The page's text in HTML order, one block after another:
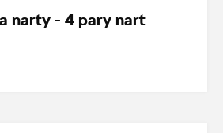
narty - 4 pary nart